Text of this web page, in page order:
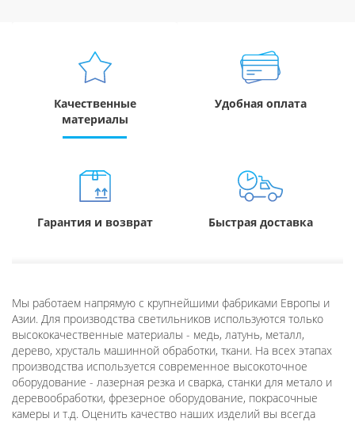
Качественные
материалы
Удобная оплата
Гарантия и возврат Быстрая доставка
Мы работаем напрямую с крупнейшими фабриками Европы и
Азии. Для производства светильников используются только
высококачественные материалы - медь, латунь, металл,
дерево, хрусталь машинной обработки, ткани. На всех этапах
производства используется современное высокоточное
оборудование - лазерная резка и сварка, станки для метало и
деревообработки, фрезерное оборудование, покрасочные
камеры и т.д. Оценить качество наших изделий вы всегда